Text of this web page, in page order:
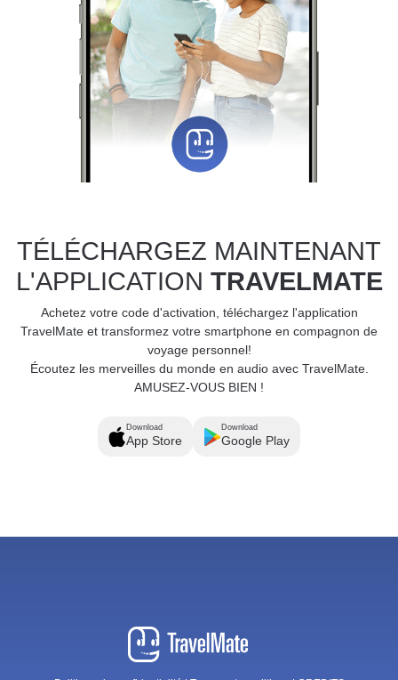
TÉLÉCHARGEZ MAINTENANT
L'APPLICATION TRAVELMATE
Achetez votre code d'activation, téléchargez l'application
TravelMate et transformez votre smartphone en compagnon de
voyage personnel!
Écoutez les merveilles du monde en audio avec TravelMate.
AMUSEZ-VOUS BIEN !
Download
App Store
Download
Google Play